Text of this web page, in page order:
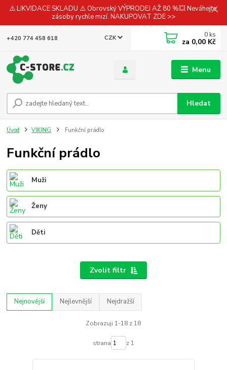
⚠️ LIKVIDACE SKLADU ⚠️ Obrovský VÝPRODEJ AŽ 80 %💥 Neváhejte,
zásoby rychle mizí. NAKUPOVAT ZDE >>
Menu
CZK
Hledat
+420 774 458 618 0 ks
za 0,00 Kč
Úvod VIKING Funkční prádlo
Funkční prádlo
Muži
Ženy
Děti
Zvolit filtr
Nejnovější Nejlevnější Nejdražší
Zobrazuji 1-18 z 18
strana z 1